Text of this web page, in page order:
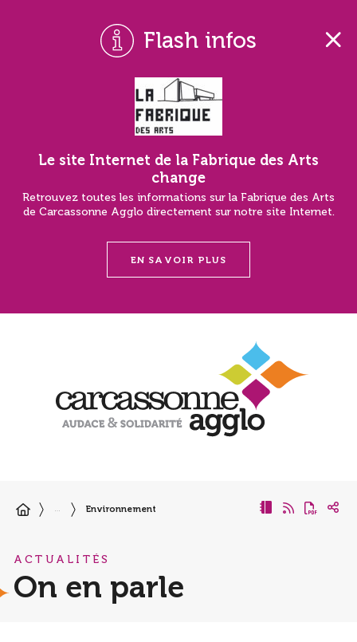
Flash infos
Le site Internet de la Fabrique des Arts
change
Retrouvez toutes les informations sur la Fabrique des Arts
de Carcassonne Agglo directement sur notre site Internet.
EN SAVOIR PLUS
… Environnement
ACTUALITÉS
On en parle